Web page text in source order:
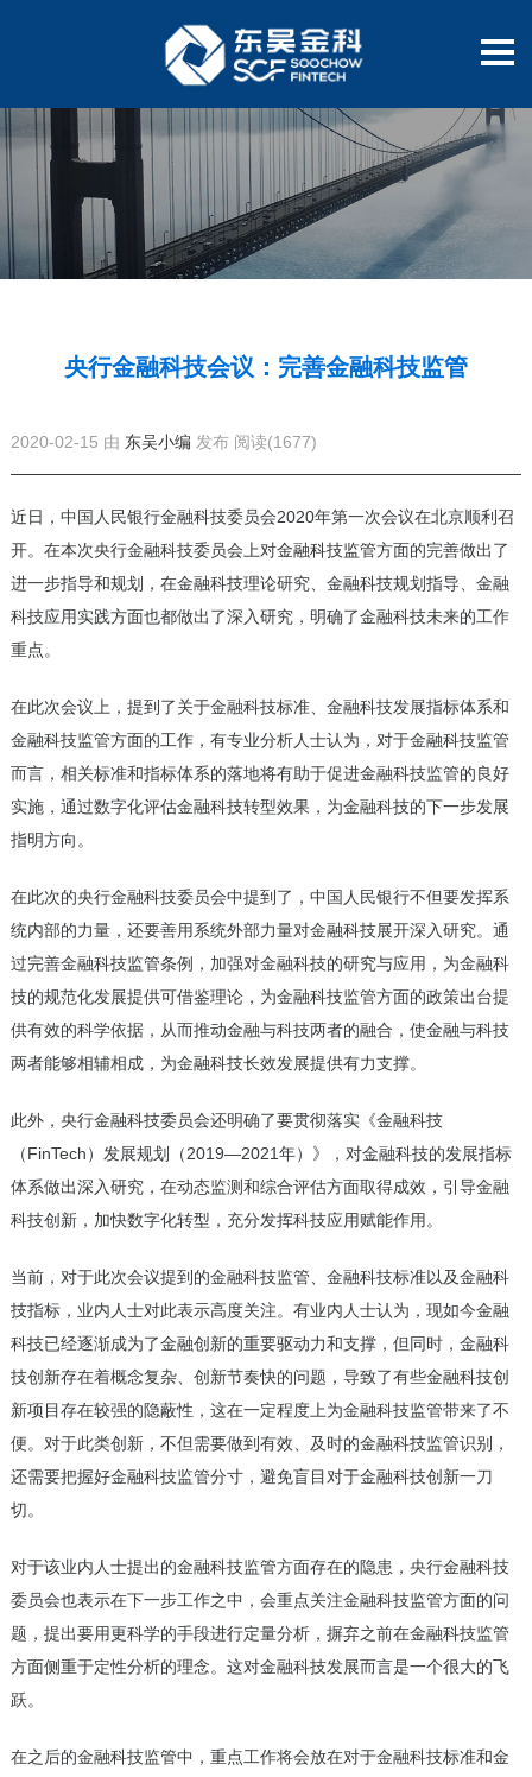
央行金融科技会议：完善金融科技监管
2020-02-15 由 东吴小编 发布 阅读(1677)
近日，中国人民银行金融科技委员会2020年第一次会议在北京顺利召
开。在本次央行金融科技委员会上对金融科技监管方面的完善做出了
进一步指导和规划，在金融科技理论研究、金融科技规划指导、金融
科技应用实践方面也都做出了深入研究，明确了金融科技未来的工作
重点。
在此次会议上，提到了关于金融科技标准、金融科技发展指标体系和
金融科技监管方面的工作，有专业分析人士认为，对于金融科技监管
而言，相关标准和指标体系的落地将有助于促进金融科技监管的良好
实施，通过数字化评估金融科技转型效果，为金融科技的下一步发展
指明方向。
在此次的央行金融科技委员会中提到了，中国人民银行不但要发挥系
统内部的力量，还要善用系统外部力量对金融科技展开深入研究。通
过完善金融科技监管条例，加强对金融科技的研究与应用，为金融科
技的规范化发展提供可借鉴理论，为金融科技监管方面的政策出台提
供有效的科学依据，从而推动金融与科技两者的融合，使金融与科技
两者能够相辅相成，为金融科技长效发展提供有力支撑。
此外，央行金融科技委员会还明确了要贯彻落实《金融科技
（FinTech）发展规划（2019—2021年）》，对金融科技的发展指标
体系做出深入研究，在动态监测和综合评估方面取得成效，引导金融
科技创新，加快数字化转型，充分发挥科技应用赋能作用。
当前，对于此次会议提到的金融科技监管、金融科技标准以及金融科
技指标，业内人士对此表示高度关注。有业内人士认为，现如今金融
科技已经逐渐成为了金融创新的重要驱动力和支撑，但同时，金融科
技创新存在着概念复杂、创新节奏快的问题，导致了有些金融科技创
新项目存在较强的隐蔽性，这在一定程度上为金融科技监管带来了不
便。对于此类创新，不但需要做到有效、及时的金融科技监管识别，
还需要把握好金融科技监管分寸，避免盲目对于金融科技创新一刀
切。
对于该业内人士提出的金融科技监管方面存在的隐患，央行金融科技
委员会也表示在下一步工作之中，会重点关注金融科技监管方面的问
题，提出要用更科学的手段进行定量分析，摒弃之前在金融科技监管
方面侧重于定性分析的理念。这对金融科技发展而言是一个很大的飞
跃。
在之后的金融科技监管中，重点工作将会放在对于金融科技标准和金